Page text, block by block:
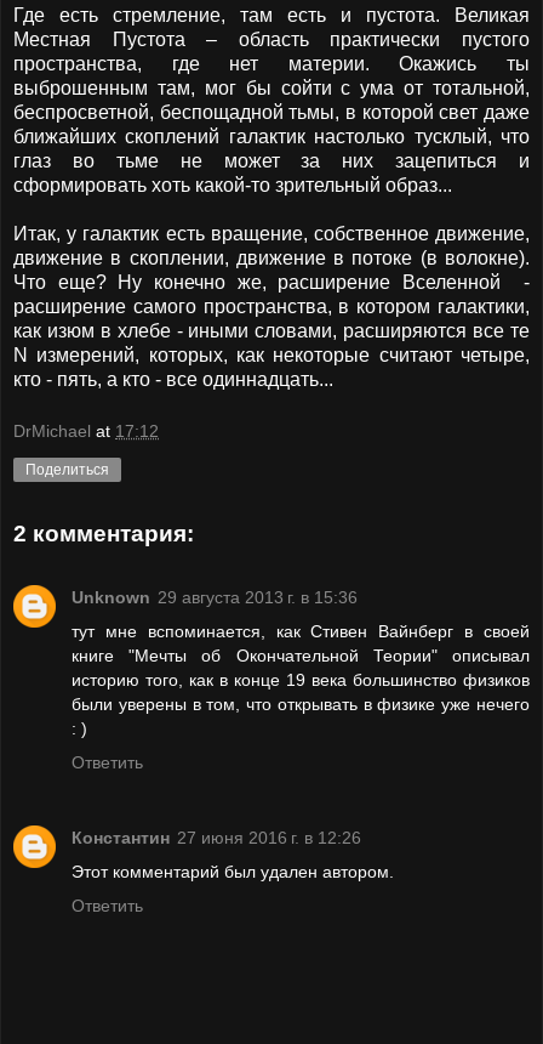
Где есть стремление, там есть и пустота. Великая
Местная Пустота – область практически пустого
пространства, где нет материи. Окажись ты
выброшенным там, мог бы сойти с ума от тотальной,
беспросветной, беспощадной тьмы, в которой свет даже
ближайших скоплений галактик настолько тусклый, что
глаз во тьме не может за них зацепиться и
сформировать хоть какой-то зрительный образ...
Итак, у галактик есть вращение, собственное движение,
движение в скоплении, движение в потоке (в волокне).
Что еще? Ну конечно же, расширение Вселенной -
расширение самого пространства, в котором галактики,
как изюм в хлебе - иными словами, расширяются все те
N измерений, которых, как некоторые считают четыре,
кто - пять, а кто - все одиннадцать...
DrMichael at 17:12
Поделиться
2 комментария:
Unknown 29 августа 2013 г. в 15:36
тут мне вспоминается, как Стивен Вайнберг в своей
книге "Мечты об Окончательной Теории" описывал
историю того, как в конце 19 века большинство физиков
были уверены в том, что открывать в физике уже нечего
: )
Ответить
Константин 27 июня 2016 г. в 12:26
Этот комментарий был удален автором.
Ответить